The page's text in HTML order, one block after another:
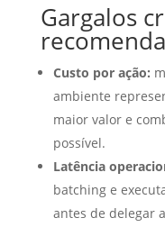
Gargalos
Custo por ação:
ambiente
maior valor e
possível.
Latência
batching e
antes de delegar